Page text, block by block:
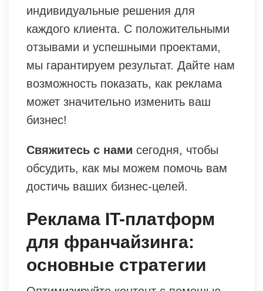
индивидуальные решения для
каждого клиента. С положительными
отзывами и успешными проектами,
мы гарантируем результат. Дайте нам
возможность показать, как реклама
может значительно изменить ваш
бизнес!
Свяжитесь с нами сегодня, чтобы
обсудить, как мы можем помочь вам
достичь ваших бизнес-целей.
Реклама IT-платформ
для франчайзинга:
основные стратегии